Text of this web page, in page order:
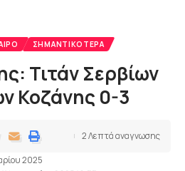
ΣΗΜΑΝΤΙΚΌΤΕΡΑ
Τιτάν Σερβίων
Κοζάνης 0-3
2025
2 Λεπτά αναγνωσης